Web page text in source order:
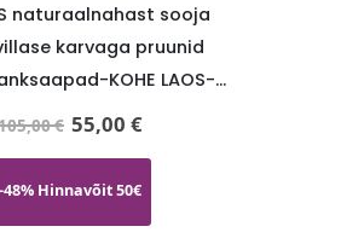
naturaalnahast sooja
karvaga pruunid
KOHE LAOS-
SUPER HIND
€ 55,00€
-48% Hinnavõit 50€